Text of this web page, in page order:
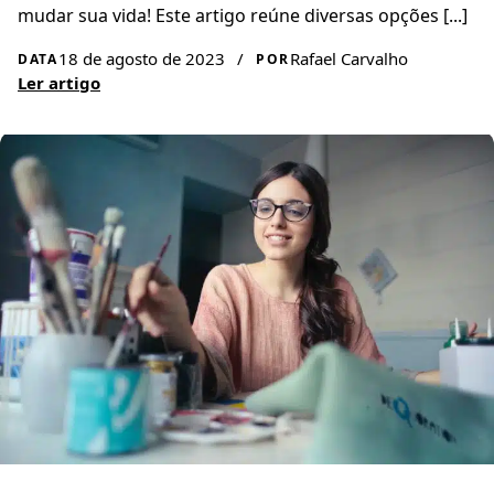
mudar sua vida! Este artigo reúne diversas opções [...]
DATA18 de agosto de 2023 / PORRafael Carvalho
Ler artigo